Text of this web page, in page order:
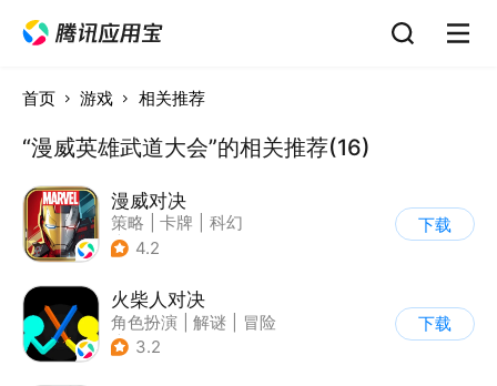
首页 游戏 相关推荐
“漫威英雄武道大会”的相关推荐(16)
漫威对决
策略 卡牌
科幻
| 漫威
4.2
下载
火柴人对决
角色扮演 解谜
冒险
| 挑战破纪录
3.2
下载